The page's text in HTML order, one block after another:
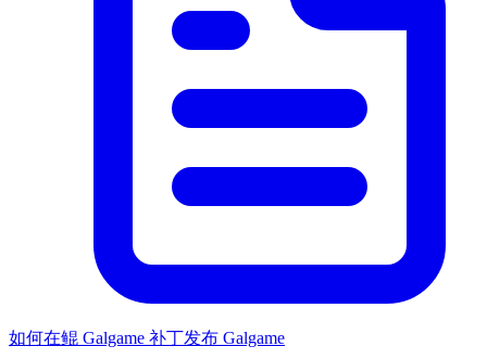
如何在鲲 Galgame 补丁发布 Galgame